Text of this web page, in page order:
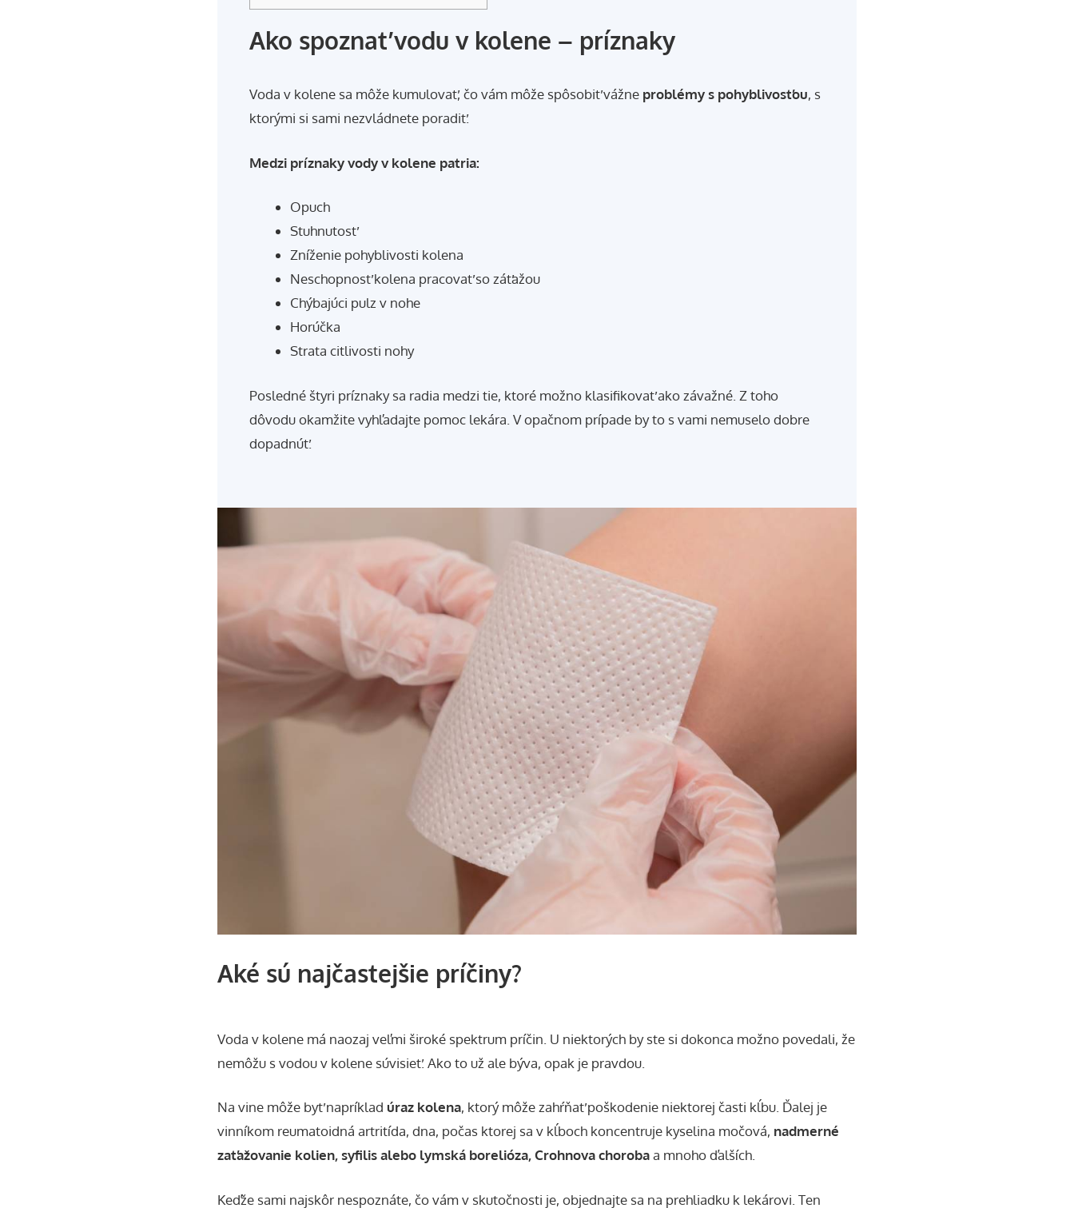
Ako spoznať vodu v kolene – príznaky
Voda v kolene sa môže kumulovať, čo vám môže spôsobiť vážne problémy s pohyblivosťou, s
ktorými si sami nezvládnete poradiť.
Medzi príznaky vody v kolene patria:
Opuch
Stuhnutosť
Zníženie pohyblivosti kolena
Neschopnosť kolena pracovať so záťažou
Chýbajúci pulz v nohe
Horúčka
Strata citlivosti nohy
Posledné štyri príznaky sa radia medzi tie, ktoré možno klasifikovať ako závažné. Z toho
dôvodu okamžite vyhľadajte pomoc lekára. V opačnom prípade by to s vami nemuselo dobre
dopadnúť.
Aké sú najčastejšie príčiny?
Voda v kolene má naozaj veľmi široké spektrum príčin. U niektorých by ste si dokonca možno povedali, že
nemôžu s vodou v kolene súvisieť. Ako to už ale býva, opak je pravdou.
Na vine môže byť napríklad úraz kolena, ktorý môže zahŕňať poškodenie niektorej časti kĺbu. Ďalej je
vinníkom reumatoidná artritída, dna, počas ktorej sa v kĺboch koncentruje kyselina močová, nadmerné
zaťažovanie kolien, syfilis alebo lymská borelióza, Crohnova chorobaa mnoho ďalších.
Keďže sami najskôr nespoznáte, čo vám v skutočnosti je, objednajte sa na prehliadku k lekárovi. Ten